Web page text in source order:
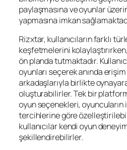
paylaşmasına ve oyunlar
yapmasına imkan
Rizxtar, kullanıcıların farklı
keşfetmelerini
ön planda tutmaktadır.
oyunları seçerek anında
arkadaşlarıyla birlikte
oluşturabilirler. Tek bir
oyun seçenekleri, oyuncuların
tercihlerine göre
kullanıcılar kendi oyun
şekillendirebilirler.